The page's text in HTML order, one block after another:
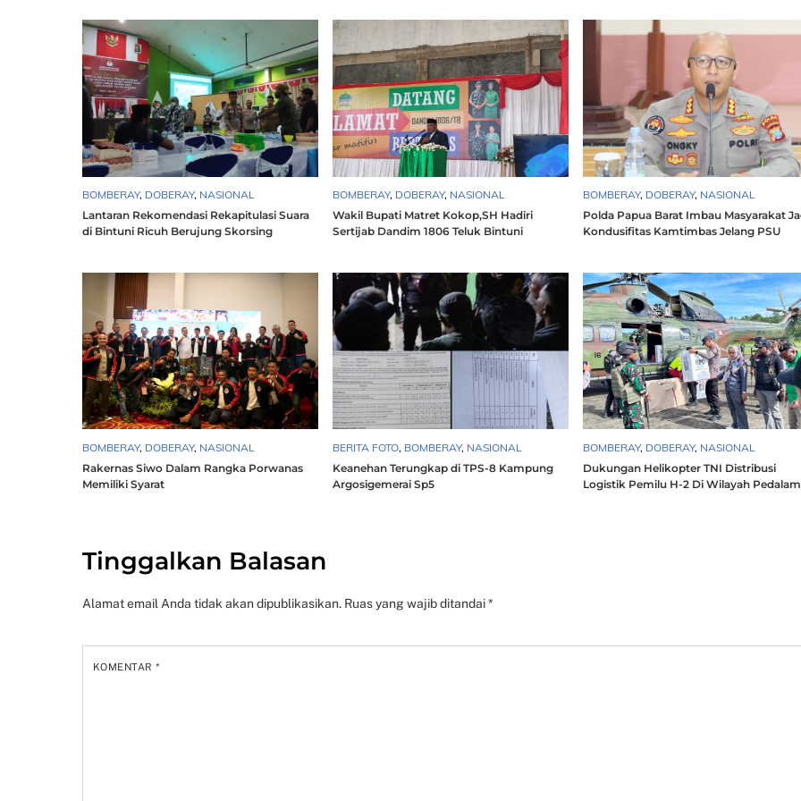
BOMBERAY, DOBERAY, NASIONAL
Lantaran Rekomendasi Rekapitulasi Suara
di Bintuni Ricuh Berujung Skorsing
BOMBERAY, DOBERAY, NASIONAL
Wakil Bupati Matret Kokop,SH Hadiri
Sertijab Dandim 1806 Teluk Bintuni
BOMBERAY, DOBERAY, NASIONAL
Polda Papua Barat Imbau Masyarakat
Kondusifitas Kamtimbas Jelang PSU
BOMBERAY, DOBERAY, NASIONAL
Rakernas Siwo Dalam Rangka Porwanas
Memiliki Syarat
BERITA FOTO, BOMBERAY, NASIONAL
Keanehan Terungkap di TPS-8 Kampung
Argosigemerai Sp5
BOMBERAY, DOBERAY, NASIONAL
Dukungan Helikopter TNI Distribusi
Logistik Pemilu H-2 Di Wilayah
Tinggalkan Balasan
Alamat email Anda tidak akan dipublikasikan. Ruas yang wajib ditandai*
KOMENTAR*